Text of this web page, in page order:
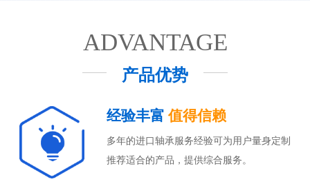
ADVANTAGE
产品优势
经验丰富值得信赖
多年的进口轴承服务经验可为用户量身定制
推荐适合的产品，提供综合服务。